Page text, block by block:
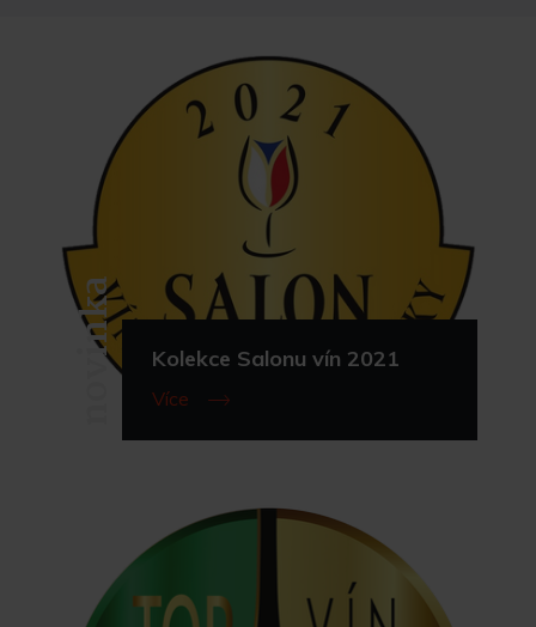
Kolekce Salonu vín 2021
novinka Více